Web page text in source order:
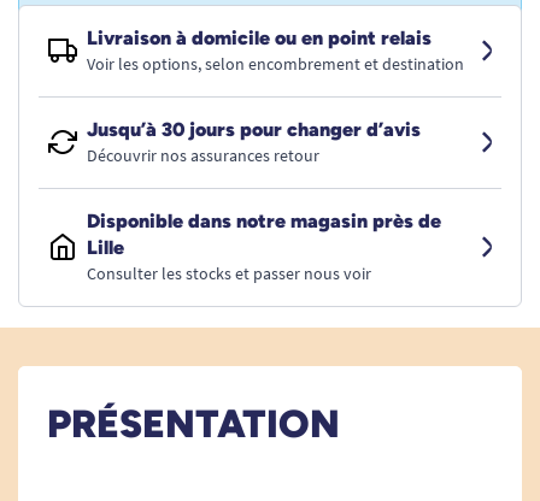
Livraison à domicile ou en point relais
Voir les options, selon encombrement et destination
Jusqu’à 30 jours pour changer d’avis
Découvrir nos assurances retour
Disponible dans notre magasin près de
Lille
Consulter les stocks et passer nous voir
PRÉSENTATION